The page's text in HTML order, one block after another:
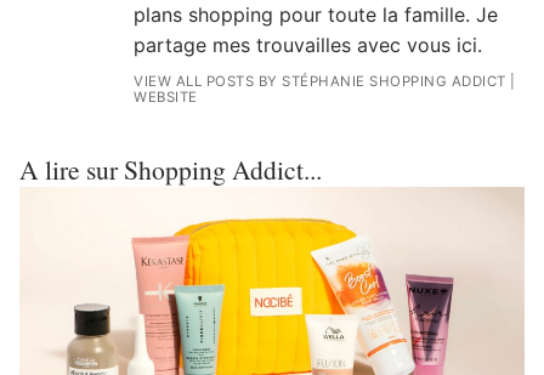
plans shopping pour toute la famille. Je
partage mes trouvailles avec vous ici.
VIEW ALL POSTS BY STÉPHANIE SHOPPING ADDICT
WEBSITE
A lire sur Shopping Addict...